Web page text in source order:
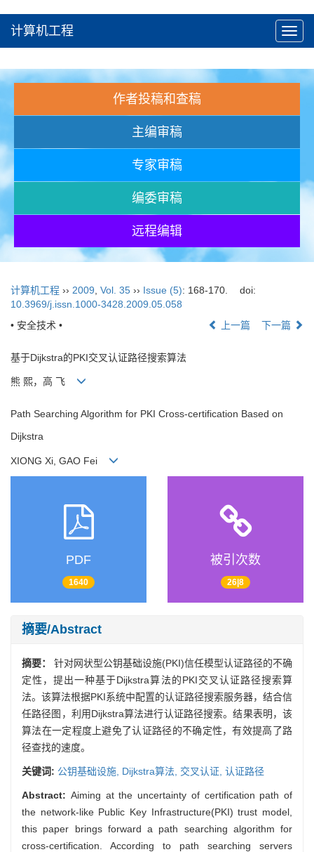
计算机工程
作者投稿和查稿
主编审稿
专家审稿
编委审稿
远程编辑
计算机工程 ›› 2009 Vol. 35 ›› Issue (5): 168-170.
doi:
10.3969/j.issn.1000-3428.2009.05.058
• 安全技术 •
上一篇 下一篇
基于Dijkstra的PKI交叉认证路径搜索算法
熊 熙，高 飞
Path Searching Algorithm for PKI Cross-certification Based on
Dijkstra
XIONG Xi, GAO Fei
PDF
1640
被引次数
26|8
摘要/Abstract
摘要： 针对网状型公钥基础设施(PKI)信任模型认证路径的不确
定性，提出一种基于Dijkstra算法的PKI交叉认证路径搜索算
法。该算法根据PKI系统中配置的认证路径搜索服务器，结合信
任路径图，利用Dijkstra算法进行认证路径搜索。结果表明，该
算法在一定程度上避免了认证路径的不确定性，有效提高了路
径查找的速度。
关键词: 公钥基础设施, Dijkstra算法, 交叉认证, 认证路径
Abstract: Aiming at the uncertainty of certification path of
the network-like Public Key Infrastructure(PKI) trust model,
this paper brings forward a path searching algorithm for
cross-certification. According to path searching servers